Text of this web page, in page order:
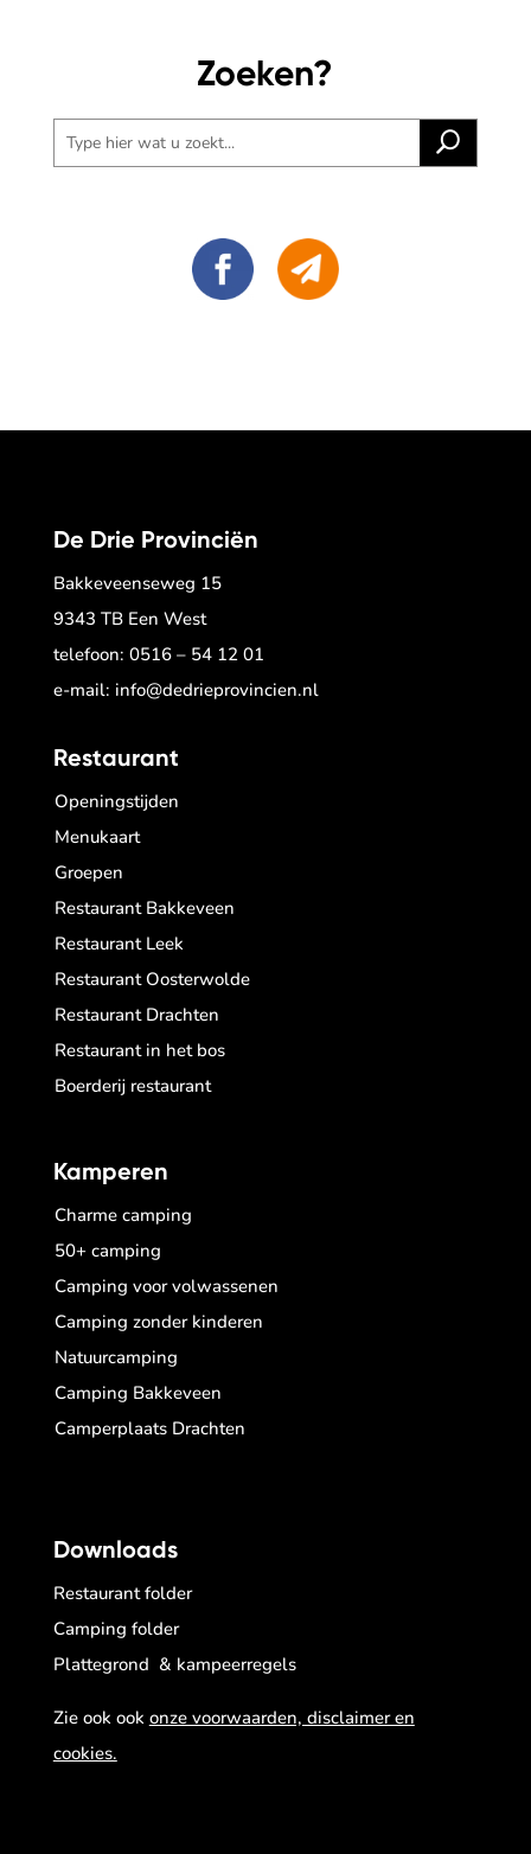
Zoeken?
De Drie Provinciën
Bakkeveenseweg 15
9343 TB Een West
telefoon: 0516 – 54 12 01
e-mail: info@dedrieprovincien.nl
Restaurant
Openingstijden
Menukaart
Groepen
Restaurant Bakkeveen
Restaurant Leek
Restaurant Oosterwolde
Restaurant Drachten
Restaurant in het bos
Boerderij restaurant
Kamperen
Charme camping
50+ camping
Camping voor volwassenen
Camping zonder kinderen
Natuurcamping
Camping Bakkeveen
Camperplaats Drachten
Downloads
Restaurant folder
Camping folder
Plattegrond & kampeerregels
Zie ook ook onze voorwaarden, disclaimer en
cookies.